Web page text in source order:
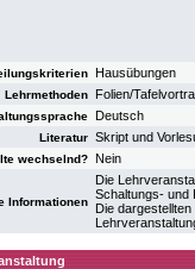
Hausübungen
Lehrmethoden Folien/
Deutsch
Literatur Skript und
wechselnd? Nein
Informationen
Die
Schaltungs- und
Die